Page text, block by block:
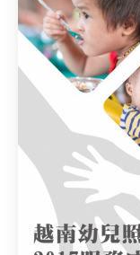
福
利
基
金